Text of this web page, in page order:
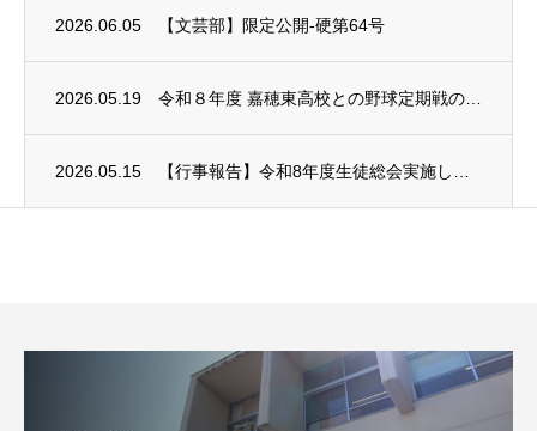
2026.06.05 【文芸部】限定公開-硬第64号
2026.05.19 令和８年度 嘉穂東高校との野球定期戦の中止について
2026.05.15 【行事報告】令和8年度生徒総会実施しました